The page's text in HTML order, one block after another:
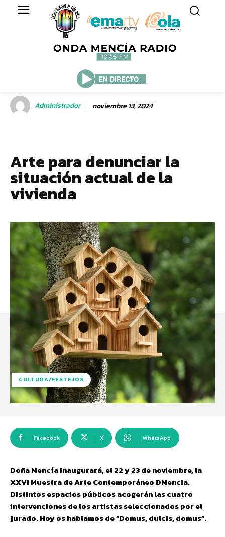
Administrador noviembre 13, 2024
Arte para denunciar la
situación actual de la
vivienda
CULTURA/FESTEJOS
Facebook X WhatsApp
Doña Mencía inaugurará, el 22 y 23 de noviembre, la
XXVI Muestra de Arte Contemporáneo DMencia.
Distintos espacios públicos acogerán las cuatro
intervenciones de los artistas seleccionados por el
jurado. Hoy os hablamos de “Domus, dulcis, domus”.